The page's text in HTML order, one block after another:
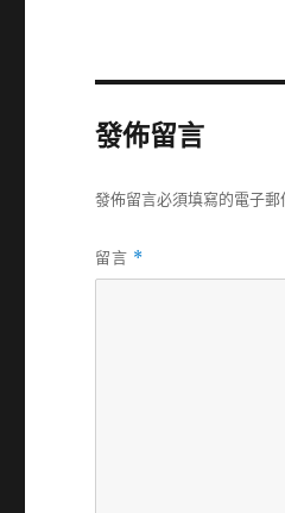
發佈留言
發佈留言必須填寫的電子郵
留言 *